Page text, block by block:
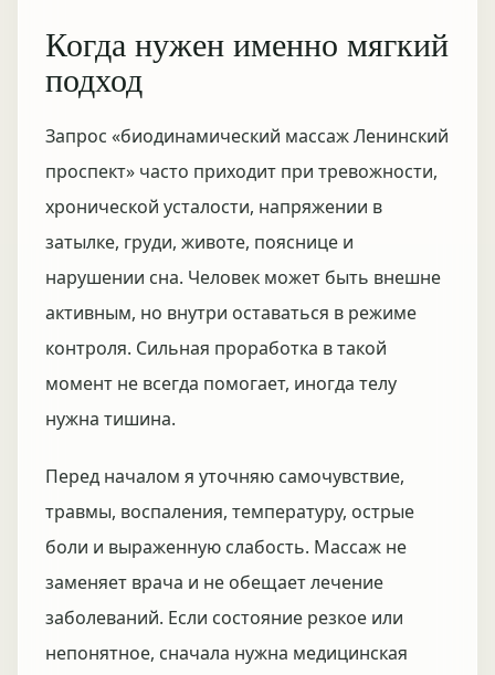
Когда нужен именно мягкий
подход
Запрос «биодинамический массаж Ленинский
проспект» часто приходит при тревожности,
хронической усталости, напряжении в
затылке, груди, животе, пояснице и
нарушении сна. Человек может быть внешне
активным, но внутри оставаться в режиме
контроля. Сильная проработка в такой
момент не всегда помогает, иногда телу
нужна тишина.
Перед началом я уточняю самочувствие,
травмы, воспаления, температуру, острые
боли и выраженную слабость. Массаж не
заменяет врача и не обещает лечение
заболеваний. Если состояние резкое или
непонятное, сначала нужна медицинская